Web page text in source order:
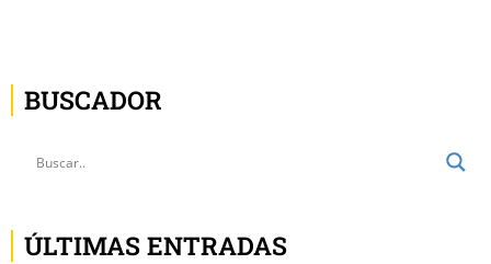
BUSCADOR
ÚLTIMAS ENTRADAS